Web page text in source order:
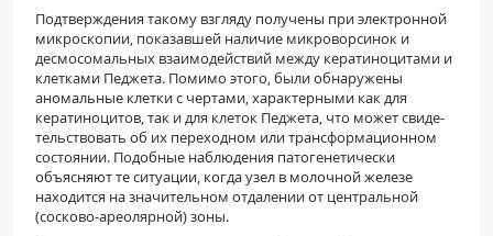
Подтверждения такому взгляду получены при электронной
микроскопии, показавшей наличие микроворсинок и
десмосомальных взаимодейст­вий между кератиноцитами и
клетками Педжета. Помимо этого, были обнаружены
аномальные клетки с чертами, характерными как для
кератиноцитов, так и для клеток Педжета, что может свиде­
тельствовать об их переходном или трансформаци­онном
состоянии. Подобные наблюдения патоге­нетически
объясняют те ситуации, когда узел в мо­лочной железе
находится на значительном отдале­нии от центральной
(сосково-ареолярной) зоны.